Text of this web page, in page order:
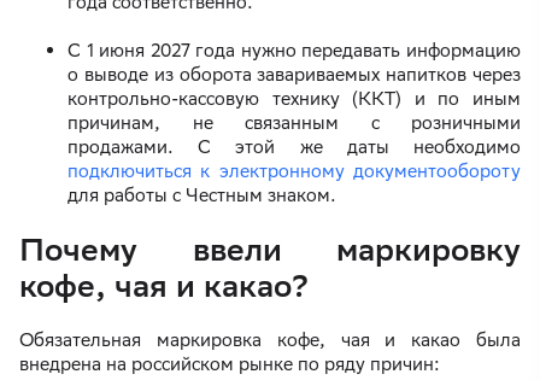
С 1 июня 2027 года нужно передавать информацию
о выводе из оборота завариваемых напитков через
контрольно-кассовую технику (ККТ) и по иным
причинам, не связанным с розничными
продажами. С этой же даты необходимо
подключиться к электронному документообороту
для работы с Честным знаком.
Почему ввели маркировку
кофе, чая и какао?
Обязательная маркировка кофе, чая и какао была
внедрена на российском рынке по ряду причин: